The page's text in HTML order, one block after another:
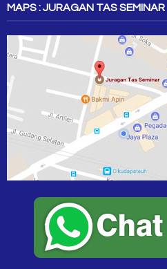
MAPS : JURAGAN TAS SEMINAR